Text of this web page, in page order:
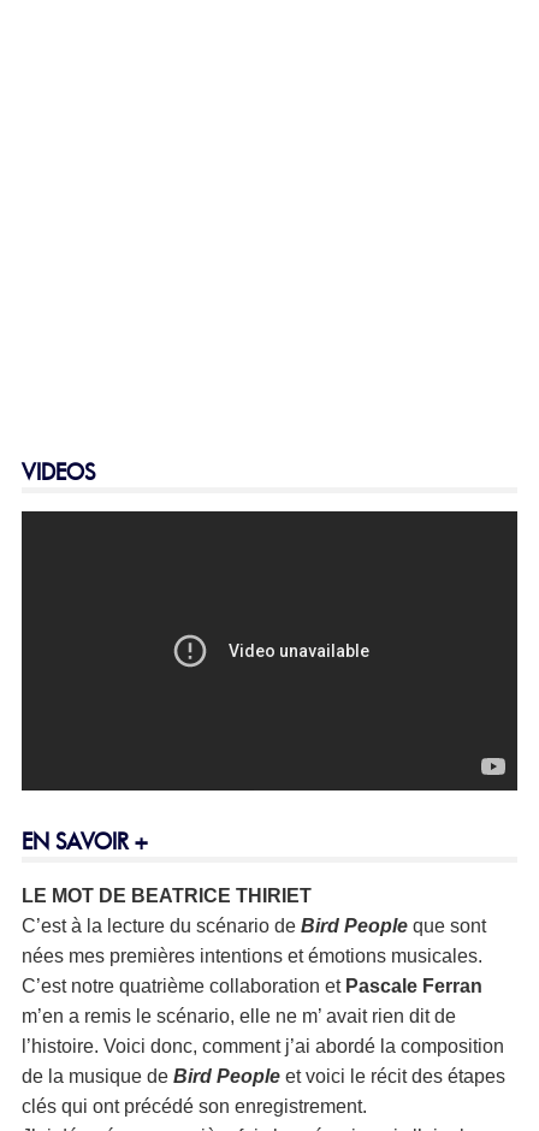
VIDEOS
EN SAVOIR +
LE MOT DE BEATRICE THIRIET
C’est à la lecture du scénario de Bird Peopleque sont
nées mes premières intentions et émotions musicales.
C’est notre quatrième collaboration et Pascale Ferran
m’en a remis le scénario, elle ne m’ avait rien dit de
l’histoire. Voici donc, comment j’ai abordé la composition
de la musique de Bird Peopleet voici le récit des étapes
clés qui ont précédé son enregistrement.